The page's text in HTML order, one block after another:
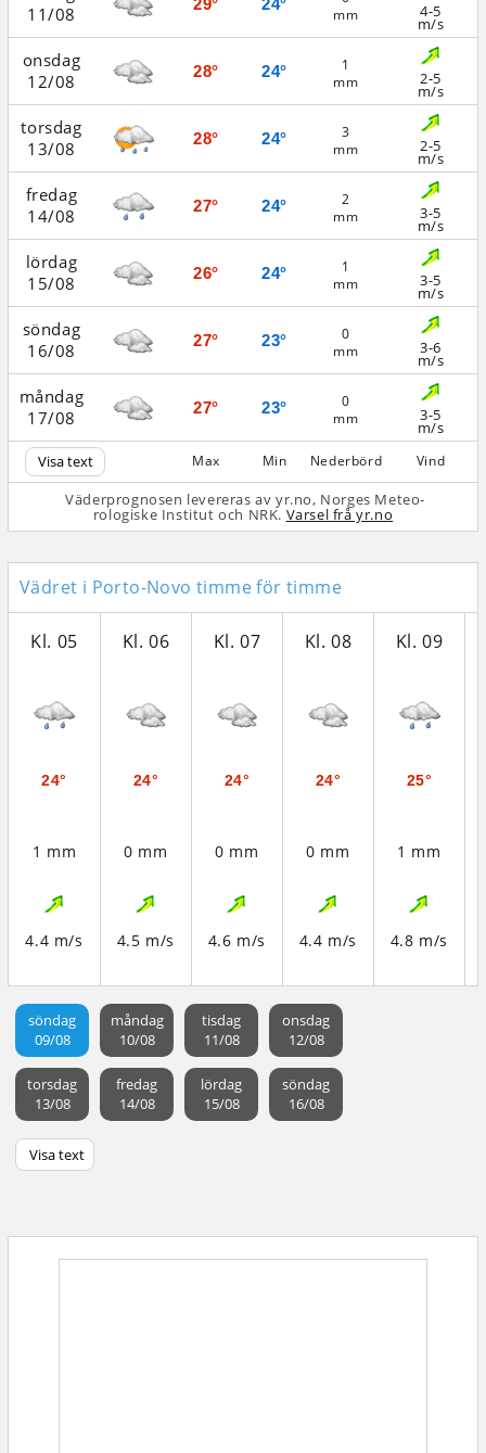
11/08
onsdag
12/08
torsdag
13/08
fredag
14/08
lördag
15/08
söndag
16/08
måndag
17/08
Visa text
29°
28°
28°
27°
26°
27°
27°
Max
24°
24°
24°
24°
24°
23°
23°
Min
mm
1
mm
3
mm
2
mm
1
mm
0
mm
0
mm
Nederbörd
4-5
m/s
2-5
m/s
2-5
m/s
3-5
m/s
3-5
m/s
3-6
m/s
3-5
m/s
Vind
Väderprognosen levereras av yr.no, Norges Meteo­
rologiske Institut och NRK. Varsel frå yr.no
Vädret i Porto-Novo timme för timme
söndag
09/08
Kl. 05
24°
1 mm
4.4 m/s
Kl. 06
24°
0 mm
4.5 m/s
Kl. 07
24°
0 mm
4.6 m/s
Kl. 08
24°
0 mm
4.4 m/s
Kl. 09
25°
1 mm
4.8 m/s
måndag
10/08
tisdag
11/08
onsdag
12/08
torsdag
13/08
fredag
14/08
lördag
15/08
söndag
16/08
Visa text